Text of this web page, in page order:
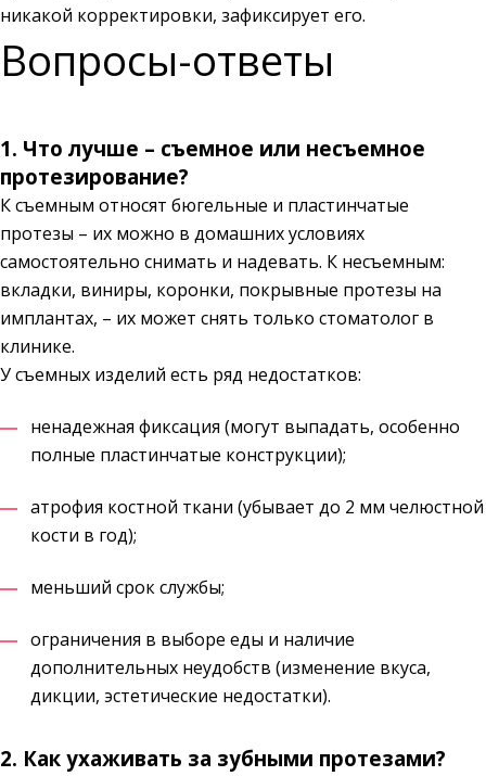
никакой корректировки, зафиксирует его.
Вопросы-ответы
1. Что лучше – съемное или несъемное
протезирование?
К съемным относят бюгельные и пластинчатые
протезы – их можно в домашних условиях
самостоятельно снимать и надевать. К несъемным:
вкладки, виниры, коронки, покрывные протезы на
имплантах, – их может снять только стоматолог в
клинике.
У съемных изделий есть ряд недостатков:
ненадежная фиксация (могут выпадать, особенно
полные пластинчатые конструкции);
атрофия костной ткани (убывает до 2 мм челюстной
кости в год);
меньший срок службы;
ограничения в выборе еды и наличие
дополнительных неудобств (изменение вкуса,
дикции, эстетические недостатки).
2. Как ухаживать за зубными протезами?